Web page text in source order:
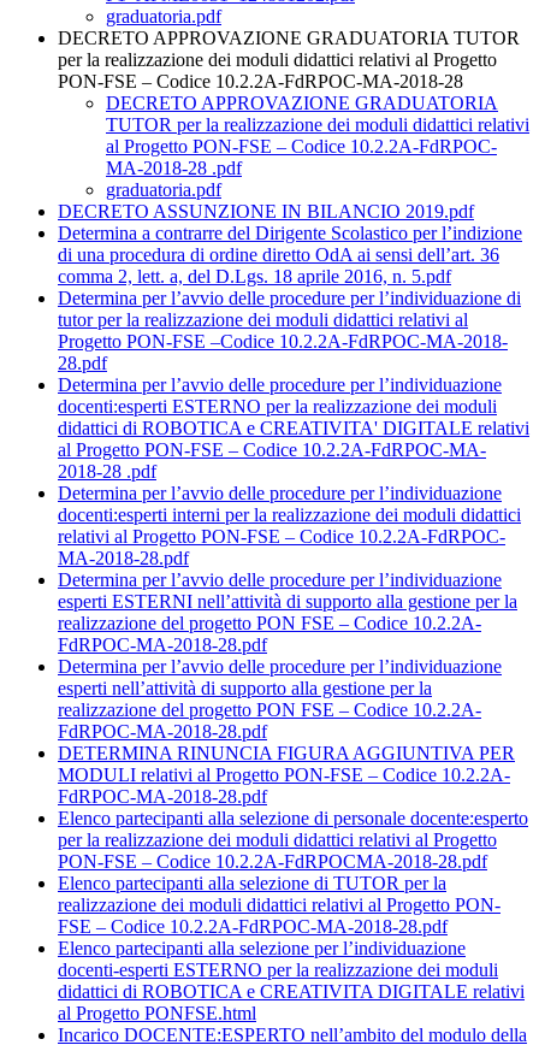
graduatoria.pdf
DECRETO APPROVAZIONE GRADUATORIA TUTOR
per la realizzazione dei moduli didattici relativi al Progetto
PON-FSE – Codice 10.2.2A-FdRPOC-MA-2018-28
DECRETO APPROVAZIONE GRADUATORIA
TUTOR per la realizzazione dei moduli didattici relativi
al Progetto PON-FSE – Codice 10.2.2A-FdRPOC-
MA-2018-28 .pdf
graduatoria.pdf
DECRETO ASSUNZIONE IN BILANCIO 2019.pdf
Determina a contrarre del Dirigente Scolastico per l’indizione
di una procedura di ordine diretto OdA ai sensi dell’art. 36
comma 2, lett. a, del D.Lgs. 18 aprile 2016, n. 5.pdf
Determina per l’avvio delle procedure per l’individuazione di
tutor per la realizzazione dei moduli didattici relativi al
Progetto PON-FSE –Codice 10.2.2A-FdRPOC-MA-2018-
28.pdf
Determina per l’avvio delle procedure per l’individuazione
docenti:esperti ESTERNO per la realizzazione dei moduli
didattici di ROBOTICA e CREATIVITA' DIGITALE relativi
al Progetto PON-FSE – Codice 10.2.2A-FdRPOC-MA-
2018-28 .pdf
Determina per l’avvio delle procedure per l’individuazione
docenti:esperti interni per la realizzazione dei moduli didattici
relativi al Progetto PON-FSE – Codice 10.2.2A-FdRPOC-
MA-2018-28.pdf
Determina per l’avvio delle procedure per l’individuazione
esperti ESTERNI nell’attività di supporto alla gestione per la
realizzazione del progetto PON FSE – Codice 10.2.2A-
FdRPOC-MA-2018-28.pdf
Determina per l’avvio delle procedure per l’individuazione
esperti nell’attività di supporto alla gestione per la
realizzazione del progetto PON FSE – Codice 10.2.2A-
FdRPOC-MA-2018-28.pdf
DETERMINA RINUNCIA FIGURA AGGIUNTIVA PER
MODULI relativi al Progetto PON-FSE – Codice 10.2.2A-
FdRPOC-MA-2018-28.pdf
Elenco partecipanti alla selezione di personale docente:esperto
per la realizzazione dei moduli didattici relativi al Progetto
PON-FSE – Codice 10.2.2A-FdRPOCMA-2018-28.pdf
Elenco partecipanti alla selezione di TUTOR per la
realizzazione dei moduli didattici relativi al Progetto PON-
FSE – Codice 10.2.2A-FdRPOC-MA-2018-28.pdf
Elenco partecipanti alla selezione per l’individuazione
docenti-esperti ESTERNO per la realizzazione dei moduli
didattici di ROBOTICA e CREATIVITA DIGITALE relativi
al Progetto PONFSE.html
Incarico DOCENTE:ESPERTO nell’ambito del modulo della